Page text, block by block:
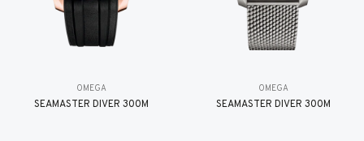
OMEGA
SEAMASTER DIVER 300M
OMEGA
SEAMASTER DIVER 300M